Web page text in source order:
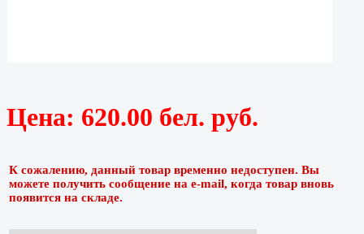
Цена: 620.00 бел. руб.
К сожалению, данный товар временно недоступен. Вы
можете получить сообщение на e-mail, когда товар вновь
появится на складе.